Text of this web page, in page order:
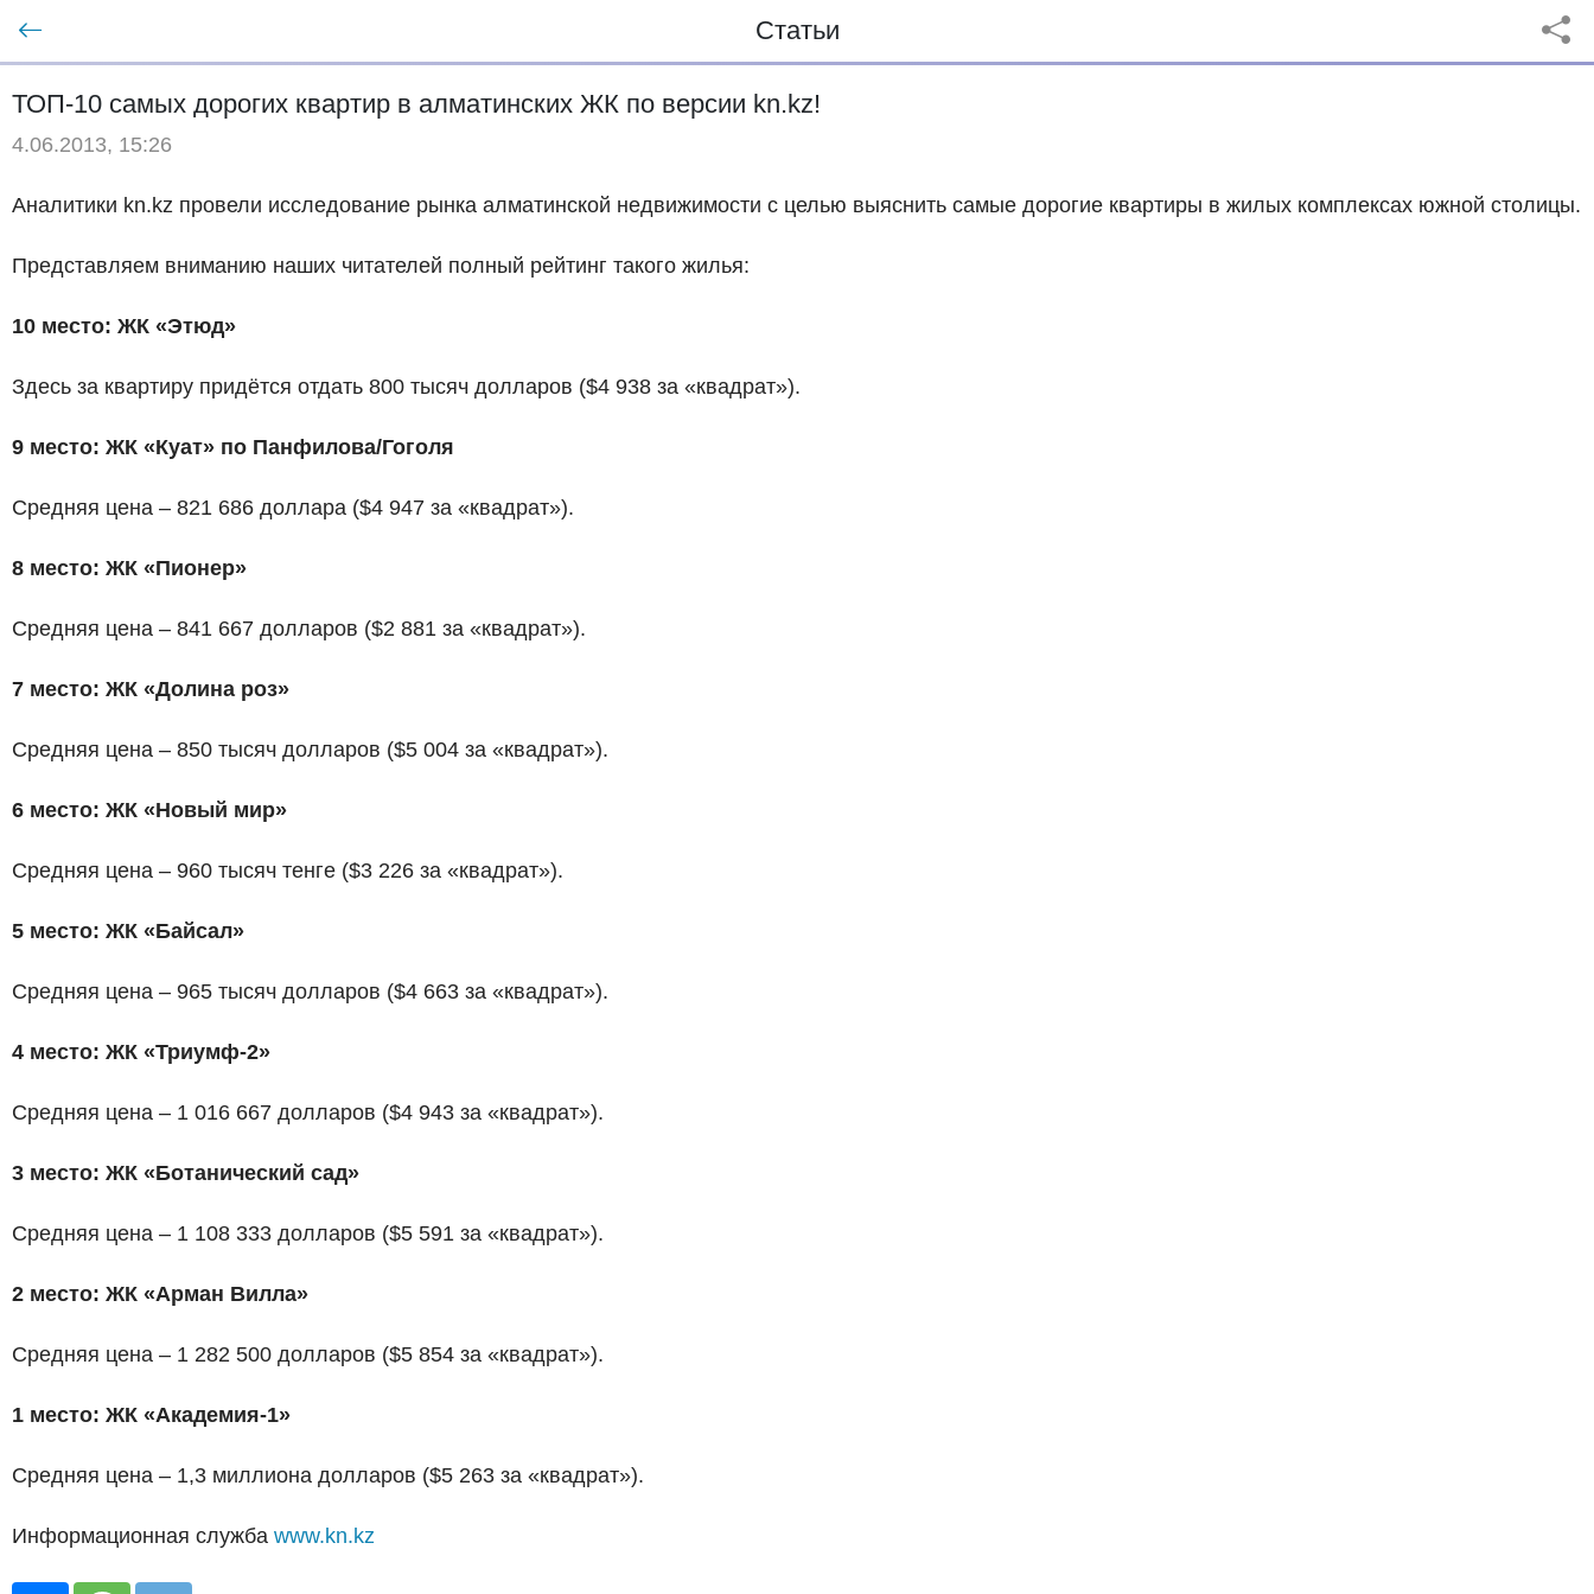
Статьи
ТОП-10 самых дорогих квартир в алматинских ЖК по версии kn.kz!
4.06.2013, 15:26
Аналитики kn.kz провели исследование рынка алматинской недвижимости с целью выяснить самые дорогие квартиры в жилых комплексах южной столицы.
Представляем вниманию наших читателей полный рейтинг такого жилья:
10 место: ЖК «Этюд»
Здесь за квартиру придётся отдать 800 тысяч долларов ($4 938 за «квадрат»).
9 место: ЖК «Куат» по Панфилова/Гоголя
Средняя цена – 821 686 доллара ($4 947 за «квадрат»).
8 место: ЖК «Пионер»
Средняя цена – 841 667 долларов ($2 881 за «квадрат»).
7 место: ЖК «Долина роз»
Средняя цена – 850 тысяч долларов ($5 004 за «квадрат»).
6 место: ЖК «Новый мир»
Средняя цена – 960 тысяч тенге ($3 226 за «квадрат»).
5 место: ЖК «Байсал»
Средняя цена – 965 тысяч долларов ($4 663 за «квадрат»).
4 место: ЖК «Триумф-2»
Средняя цена – 1 016 667 долларов ($4 943 за «квадрат»).
3 место: ЖК «Ботанический сад»
Средняя цена – 1 108 333 долларов ($5 591 за «квадрат»).
2 место: ЖК «Арман Вилла»
Средняя цена – 1 282 500 долларов ($5 854 за «квадрат»).
1 место: ЖК «Академия-1»
Средняя цена – 1,3 миллиона долларов ($5 263 за «квадрат»).
Информационная служба www.kn.kz